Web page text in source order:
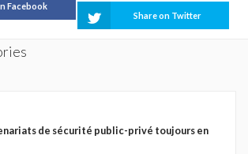
Facebook
Share on Twitter
de sécurité public-privé toujours en